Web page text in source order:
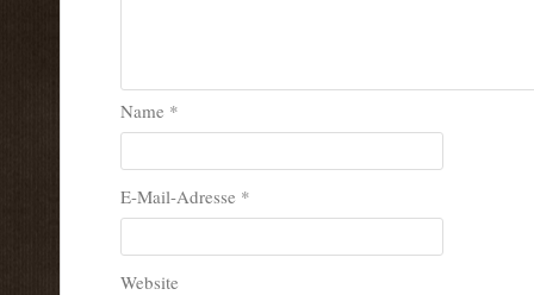
Name *
E-Mail-Adresse *
Website